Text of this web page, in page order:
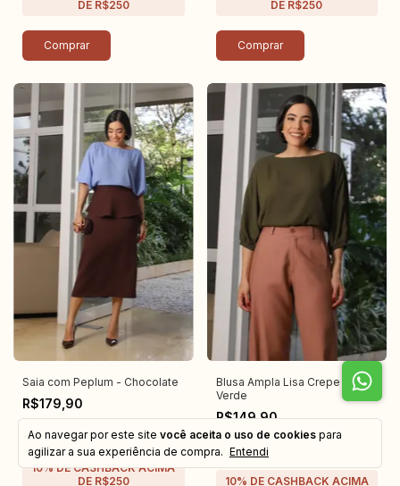
Ao navegar por este site você aceita o uso de cookies para
agilizar a sua experiência de compra. Entendi
Comprar Comprar
Saia com Peplum - Chocolate
R$179,90
R$59,97 sem juros
Blusa Ampla Lisa Crepe -
Verde
R$149,90
R$142,41com Pix
2
xdeR$74,95